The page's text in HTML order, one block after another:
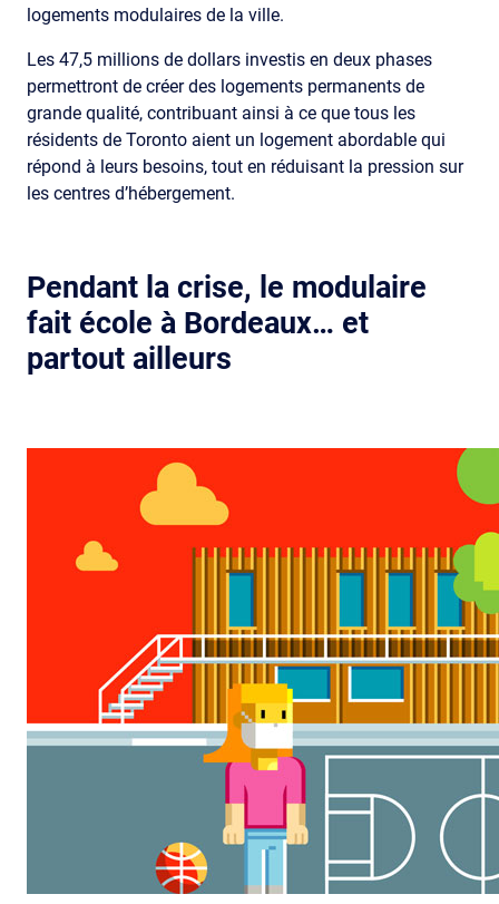
logements modulaires de la ville.
Les 47,5 millions de dollars investis en deux phases
permettront de créer des logements permanents de
grande qualité, contribuant ainsi à ce que tous les
résidents de Toronto aient un logement abordable qui
répond à leurs besoins, tout en réduisant la pression sur
les centres d’hébergement.
Pendant la crise, le modulaire
fait école à Bordeaux… et
partout ailleurs